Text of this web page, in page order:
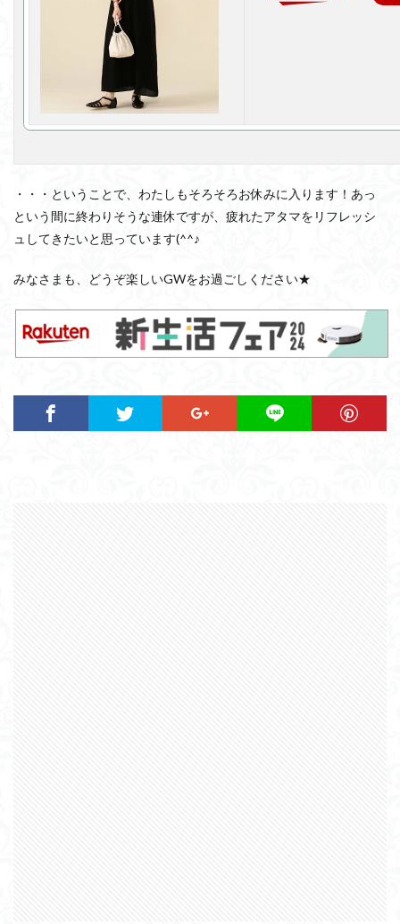
・・・ということで、わたしもそろそろお休みに入ります！あっ
という間に終わりそうな連休ですが、疲れたアタマをリフレッシ
ュしてきたいと思っています(^^♪
みなさまも、どうぞ楽しいGWをお過ごしください★